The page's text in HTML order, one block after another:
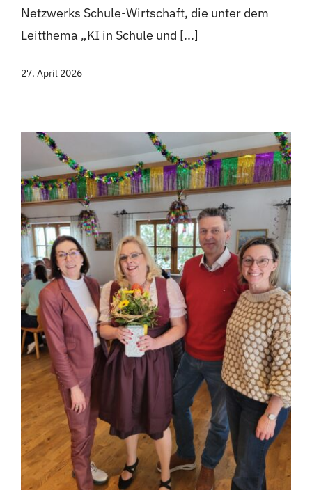
Netzwerks Schule-Wirtschaft, die unter dem
Leitthema „KI in Schule und [...]
27. April 2026